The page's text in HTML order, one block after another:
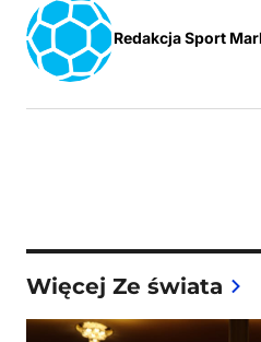
Redakcja Sport
Więcej Ze świata